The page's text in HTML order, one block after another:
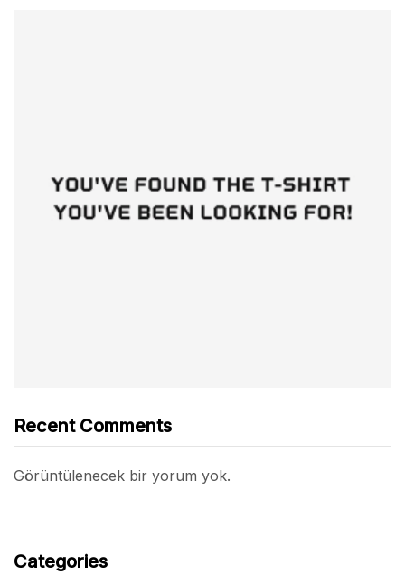
Recent Comments
Görüntülenecek bir yorum yok.
Categories